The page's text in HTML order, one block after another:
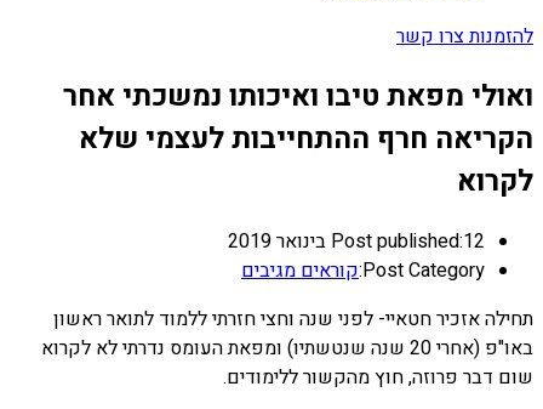
להזמנות צרו קשר
ואולי מפאת טיבו ואיכותו נמשכתי אחר
הקריאה חרף ההתחייבות לעצמי שלא
לקרוא
Post published:12 בינואר 2019
Post Category:קוראים מגיבים
תחילה אזכיר חטאיי- לפני שנה וחצי חזרתי ללמוד לתואר ראשון
באו"פ (אחרי 20 שנה שנטשתיו) ומפאת העומס נדרתי לא לקרוא
שום דבר פרוזה, חוץ מהקשור ללימודים.